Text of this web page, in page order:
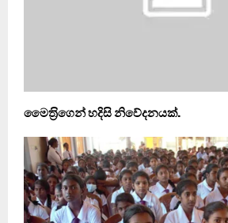
මෛත‍්‍රිගෙන් හදිසි නිවේදනයක්.